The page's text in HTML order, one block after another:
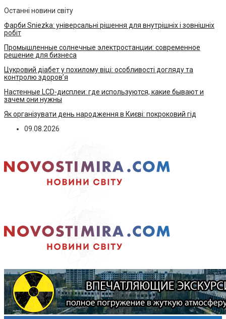
Останні новини світу
Фарби Sniezka: універсальні рішення для внутрішніх і зовнішніх
робіт
Промышленные солнечные электростанции: современное
решение для бизнеса
Цукровий діабет у похилому віці: особливості догляду та
контролю здоров’я
Настенные LCD-дисплеи: где используются, какие бывают и
зачем они нужны
Як організувати день народження в Києві: покроковий гід
09.08.2026